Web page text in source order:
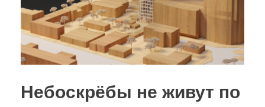
Небоскрёбы не живут по